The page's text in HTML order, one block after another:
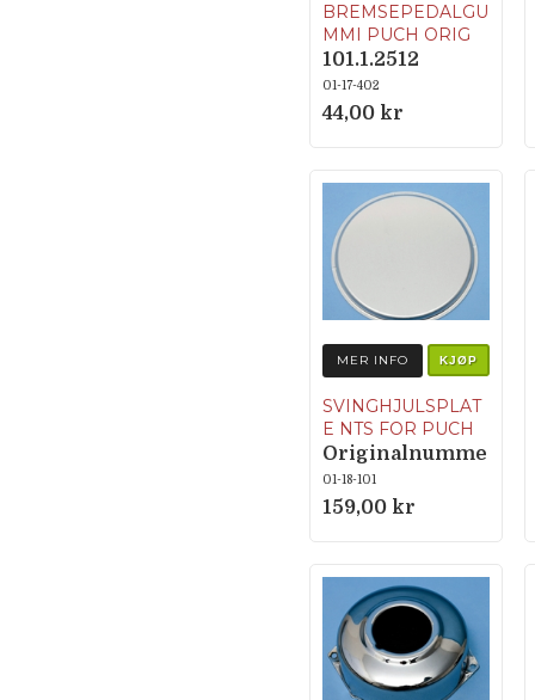
BREMSEPEDALGU
MMI PUCH ORIG
101.1.2512
01-17-402
44,00 kr
MER INFO KJØP
SVINGHJULSPLAT
E NTS FOR PUCH
Originalnumme
r 050.9.1073
01-18-101
159,00 kr